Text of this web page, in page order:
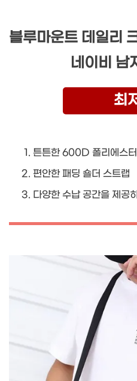
블루마운트 데일리
네이비 남
최
튼튼한 600D 폴리에스
편안한 패딩 숄더 스트랩
다양한 수납 공간을 제공